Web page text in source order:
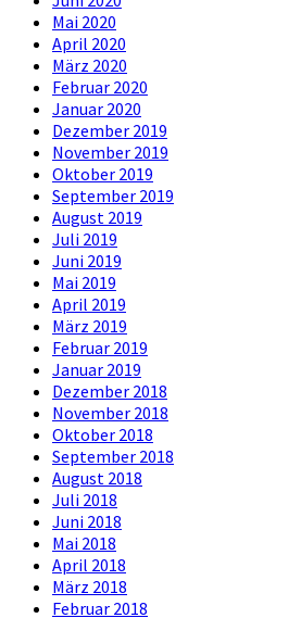
Mai 2020
April 2020
März 2020
Februar 2020
Januar 2020
Dezember 2019
November 2019
Oktober 2019
September 2019
August 2019
Juli 2019
Juni 2019
Mai 2019
April 2019
März 2019
Februar 2019
Januar 2019
Dezember 2018
November 2018
Oktober 2018
September 2018
August 2018
Juli 2018
Juni 2018
Mai 2018
April 2018
März 2018
Februar 2018